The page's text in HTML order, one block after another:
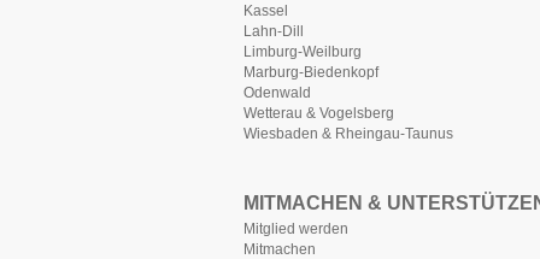
Kassel
Lahn-Dill
Limburg-Weilburg
Marburg-Biedenkopf
Odenwald
Wetterau & Vogelsberg
Wiesbaden & Rheingau-Taunus
MITMACHEN &
Mitglied werden
Mitmachen